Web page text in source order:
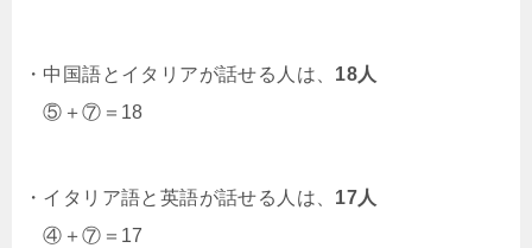
・中国語とイタリアが話せる人は、 18人
⑤＋⑦＝18
・イタリア語と英語が話せる人は、 17人
④＋⑦＝17